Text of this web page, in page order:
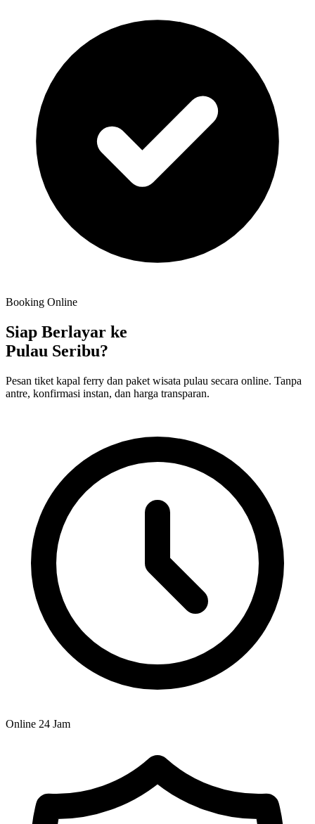
Booking Online
Siap Berlayar ke
Pulau Seribu?
Pesan tiket kapal ferry dan paket wisata pulau secara online. Tanpa
antre, konfirmasi instan, dan harga transparan.
Online 24 Jam